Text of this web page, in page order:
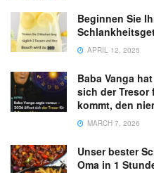
Beginnen Sie
APRIL 12, 2025
Baba Vanga
sich der Tresor
kommt, den
MARCH 7, 2026
Unser bester
Oma in 1